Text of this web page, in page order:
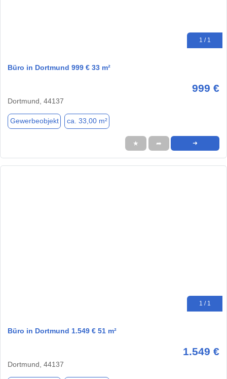
1 / 1
Büro in Dortmund 999 € 33 m²
999 €
Dortmund, 44137
Gewerbeobjekt ca. 33,00 m²
★ ➦ ➜
1 / 1
Büro in Dortmund 1.549 € 51 m²
1.549 €
Dortmund, 44137